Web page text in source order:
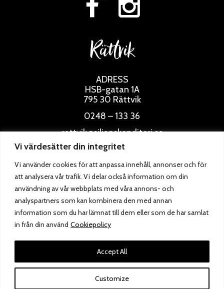
Vi värdesätter din integritet
Vi använder cookies för att anpassa innehåll, annonser och för
att analysera vår trafik. Vi delar också information om din
användning av vår webbplats med våra annons- och
analyspartners som kan kombinera den med annan
information som du har lämnat till dem eller som de har samlat
in från din använd Cookiepolicy
Customize
Accept All
Rättvik
ADRESS
HSB-gatan 1A
795 30 Rättvik
0248 – 133 36
rattvik@siljanskonditori.se
ÖPPETTIDER